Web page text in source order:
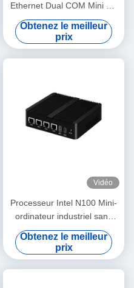
Ethernet Dual COM Mini PC
industriel sans ventilateur
avec DDR4 32G
Obtenez le meilleur
prix
Vidéo
Processeur Intel N100 Mini-
ordinateur industriel sans
ventilateur Dual COM DDR4
Obtenez le meilleur
prix